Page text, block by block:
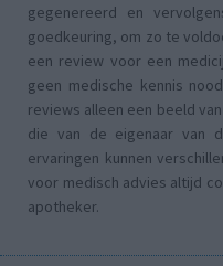
gegenereerd en
goedkeuring, om zo te
een review voor een
geen medische kennis
reviews alleen een beeld
die van de eigenaar van
ervaringen kunnen
voor medisch advies altijd
apotheker.